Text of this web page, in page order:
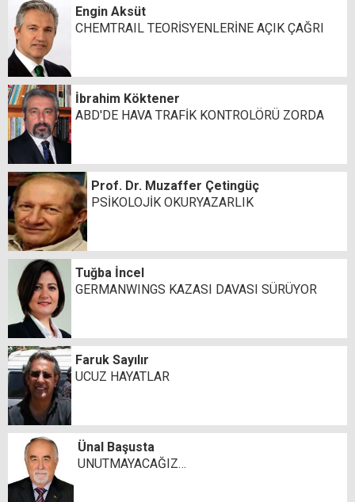
Engin Aksüt
CHEMTRAIL TEORİSYENLERİNE AÇIK ÇAĞRI
İbrahim Köktener
ABD'DE HAVA TRAFİK KONTROLÖRÜ ZORDA
Prof. Dr. Muzaffer Çetingüç
PSİKOLOJİK OKURYAZARLIK
Tuğba İncel
GERMANWINGS KAZASI DAVASI SÜRÜYOR
Faruk Sayılır
UCUZ HAYATLAR
Ünal Başusta
UNUTMAYACAĞIZ…